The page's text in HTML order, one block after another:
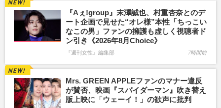
『Aぇ!group』末澤誠也、村重杏奈とのデ
ート企画で見せた“オレ様”本性「ちっこい
なこの男」ファンの擁護も虚しく視聴者ド
ン引き《2026年8月Choice》
『週刊女性』編集部 7時間前
Mrs. GREEN APPLEファンのマナー違反
が賛否、映画『スパイダーマン』吹き替え
版上映に「ウェーイ！」の歓声に批判